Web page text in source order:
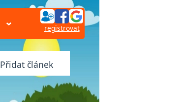
› registrovat
Přidat článek